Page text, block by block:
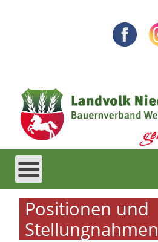
Positionen und
Stellungnahmen